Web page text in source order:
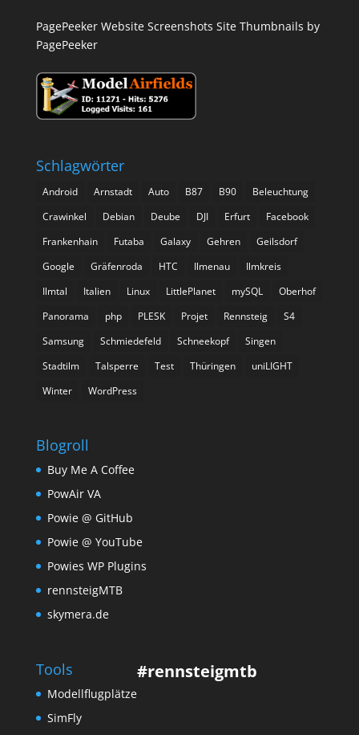
PagePeeker Website Screenshots Site Thumbnails by
PagePeeker
Schlagwörter
Android Arnstadt Auto B87 B90
Beleuchtung
Crawinkel
Debian Deube DJI Erfurt
Facebook
Frankenhain
Futaba Galaxy Gehren
Geilsdorf
Google
Gräfenroda HTC Ilmenau
Ilmkreis
Ilmtal
Italien Linux LittlePlanet mySQL
Oberhof
Panorama
php PLESK Projet Rennsteig
S4
Samsung
Schmiedefeld Schneekopf
Singen
Stadtilm
Talsperre Test Thüringen
uniLIGHT
Winter
WordPress
Blogroll
Buy Me A Coffee
PowAir VA
Powie @ GitHub
Powie @ YouTube
Powies WP Plugins
rennsteigMTB
skymera.de
Tools
Modellflugplätze
SimFly
#rennsteigmtb